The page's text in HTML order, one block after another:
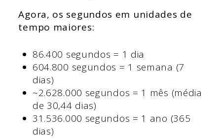
Agora, os segundos em unidades de
tempo maiores:
86.400 segundos = 1 dia
604.800 segundos = 1 semana (7
dias)
~2.628.000 segundos = 1 mês (média
de 30,44 dias)
31.536.000 segundos = 1 ano (365
dias)